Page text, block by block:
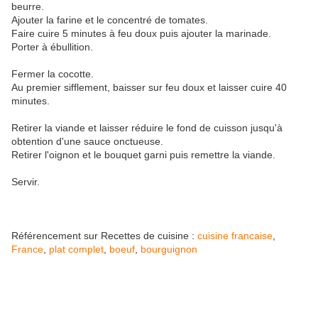
beurre.
Ajouter la farine et le concentré de tomates.
Faire cuire 5 minutes à feu doux puis ajouter la marinade.
Porter à ébullition.
Fermer la cocotte.
Au premier sifflement, baisser sur feu doux et laisser cuire 40
minutes.
Retirer la viande et laisser réduire le fond de cuisson jusqu'à
obtention d'une sauce onctueuse.
Retirer l'oignon et le bouquet garni puis remettre la viande.
Servir.
Référencement sur Recettes de cuisine : cuisine francaise
France plat complet boeuf bourguignon